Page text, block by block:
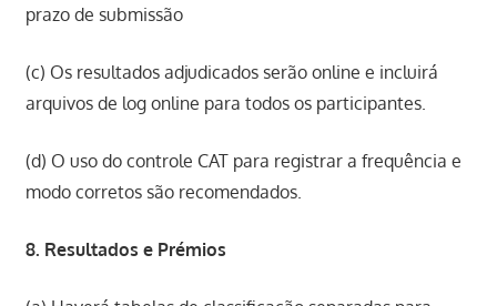
prazo de submissão
(c) Os resultados adjudicados serão online e incluirá
arquivos de log online para todos os participantes.
(d) O uso do controle CAT para registrar a frequência e
modo corretos são recomendados.
8. Resultados e Prémios